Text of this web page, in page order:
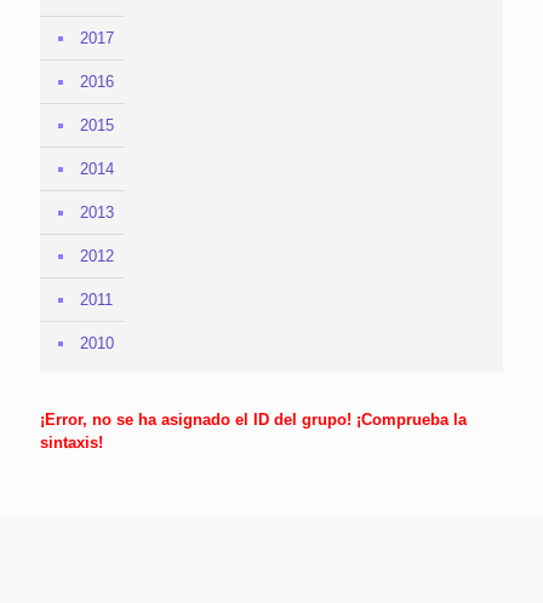
2017
2016
2015
2014
2013
2012
2011
2010
¡Error, no se ha asignado el ID del grupo! ¡Comprueba la
sintaxis!